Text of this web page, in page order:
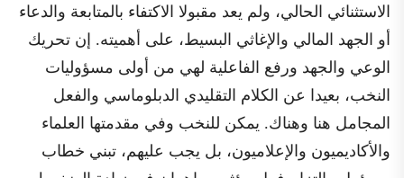
الاستثنائي الحالي، ولم يعد مقبولا الاكتفاء بالمتابعة والدعاء
أو الجهد المالي والإغاثي البسيط، على أهميته. إن تحريك
الوعي والجهد ورفع الفاعلية لهي من أولى مسؤوليات
النخب، بعيدا عن الكلام التقليدي الدبلوماسي والفعل
المجامل هنا وهناك. يمكن للنخب وفي مقدمتها العلماء
والأكاديميون والإعلاميون، بل يجب عليهم، تبني خطاب